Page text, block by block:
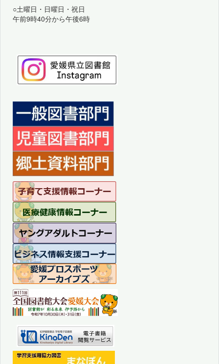
○土曜日・日曜日・祝日
午前9時40分から午後6時